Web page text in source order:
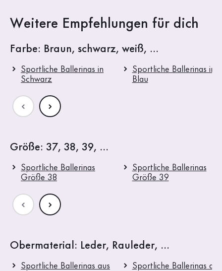
Weitere Empfehlungen für dich
Farbe: Braun, schwarz, weiß, ...
Sportliche Ballerinas in
Schwarz
Sportliche Ballerinas in
Blau
Größe: 37, 38, 39, ...
Sportliche Ballerinas
Größe 38
Sportliche Ballerinas
Größe 39
Obermaterial: Leder, Rauleder, ...
Sportliche Ballerinas aus
Sportliche Ballerinas aus